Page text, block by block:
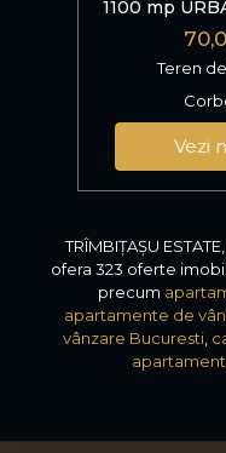
1100 mp
Teren
Vezi
TRÎMBIȚAȘU
ofera 323 oferte
precum
apartamente de
vânzare Bucuresti,